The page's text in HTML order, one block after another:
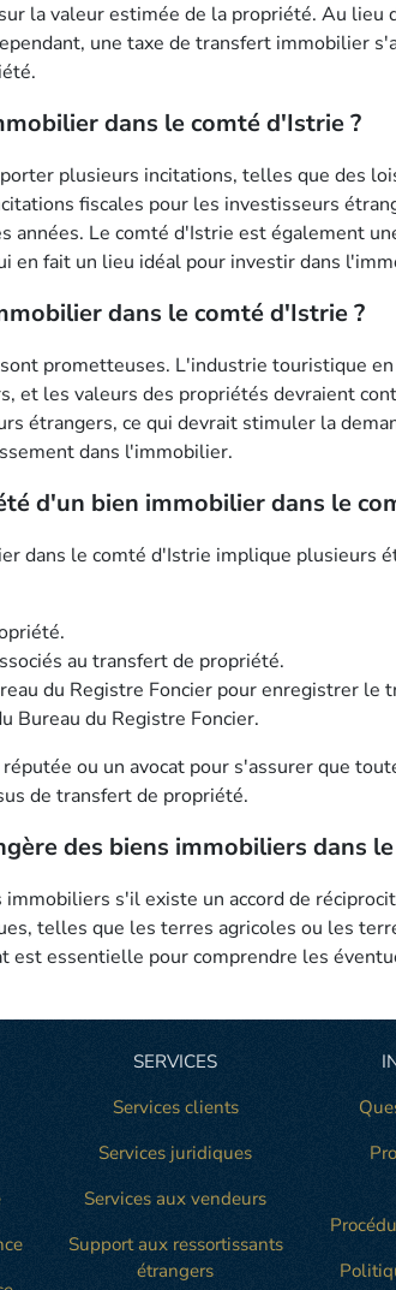
la valeur estimée de la propriété. Au
une taxe de transfert immobilier
dans le comté d'Istrie ?
plusieurs incitations, telles que des
fiscales pour les investisseurs
années. Le comté d'Istrie est également
en fait un lieu idéal pour investir dans
dans le comté d'Istrie ?
prometteuses. L'industrie touristique
et les valeurs des propriétés devraient
étrangers, ce qui devrait stimuler la
dans l'immobilier.
d'un bien immobilier dans le
dans le comté d'Istrie implique plusieurs
au transfert de propriété.
du Registre Foncier pour enregistrer le
Bureau du Registre Foncier.
ou un avocat pour s'assurer que
de transfert de propriété.
des biens immobiliers dans
s'il existe un accord de
telles que les terres agricoles ou les
est essentielle pour comprendre les
SERVICES
Services clients
Services juridiques
Services aux vendeurs
Support aux ressortissants
étrangers